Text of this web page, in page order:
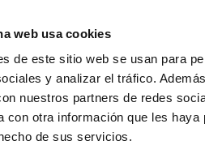
web usa cookies
de este sitio web se usan para
y analizar el tráfico.
nuestros partners de redes
con otra información que les
de sus servicios.
que he sufrido yo en Mercadona